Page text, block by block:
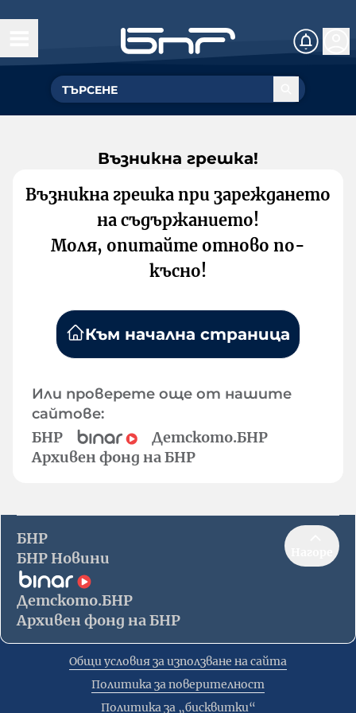
Възникна грешка!
Възникна грешка при зареждането
на съдържанието!
Моля, опитайте отново по-
късно!
Към начална страница
Или проверете още от нашите
сайтове:
БНР
Детското.БНР
Архивен фонд на БНР
БНР
БНР Новини
Детското.БНР
Архивен фонд на БНР
Общи условия за използване на сайта
Политика за поверителност
Политика за „бисквитки“